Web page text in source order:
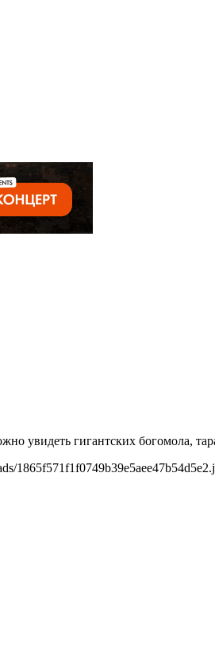
увидеть гигантских богомола,